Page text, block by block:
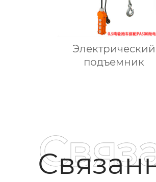
Электрический
подъемник